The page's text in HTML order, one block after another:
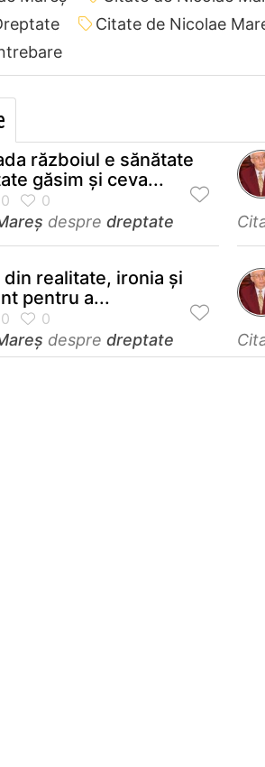
Citate de Nicolae
războiul e sănătate
găsim și ceva...
despre dreptate
din realitate, ironia și
pentru a...
despre dreptate